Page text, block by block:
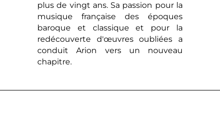
plus de vingt ans. Sa passion pour la
musique française des époques
baroque et classique et pour la
redécouverte d'œuvres oubliées a
conduit Arion vers un nouveau
chapitre.